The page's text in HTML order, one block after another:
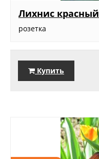
Лихнис красный
розетка
Купить